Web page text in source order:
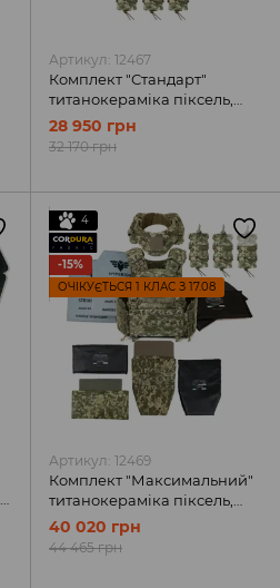
Артикул: 12467
Комплект "Стандарт"
титанокераміка піксель,
MOLLI
28 950 грн
32 170 грн
4
-15%
ОЧІКУЄТЬСЯ 1 КЛАС З 17.08
Артикул: 12469
Комплект "Максимальний"
титанокераміка піксель,
MOLLI
40 020 грн
44 465 грн